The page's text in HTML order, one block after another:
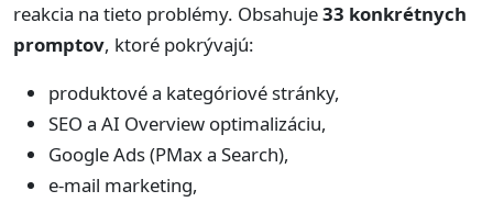
reakcia na tieto problémy. Obsahuje33 konkrétnych
promptov, ktoré pokrývajú:
produktové a kategóriové stránky,
SEO a AI Overview optimalizáciu,
Google Ads (PMax a Search),
e-mail marketing,